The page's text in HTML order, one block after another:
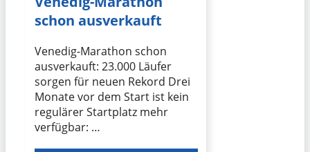
schon ausverkauft
Venedig-Marathon schon
ausverkauft: 23.000 Läufer
sorgen für neuen Rekord Drei
Monate vor dem Start ist kein
regulärer Startplatz mehr
verfügbar: …